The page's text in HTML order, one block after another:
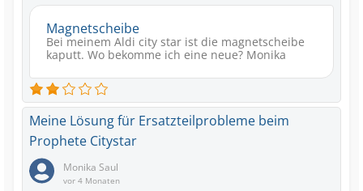
Magnetscheibe
Bei meinem Aldi city star ist die magnetscheibe
kaputt. Wo bekomme ich eine neue? Monika
Meine Lösung für Ersatzteilprobleme beim
Prophete Citystar
Monika Saul
vor 4 Monaten